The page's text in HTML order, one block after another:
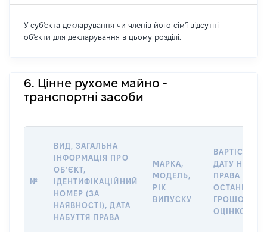
У суб'єкта декларування чи членів його сім'ї відсутні
об'єкти для декларування в цьому розділі.
6. Цінне рухоме майно -
транспортні засоби
№
ВИД, ЗАГАЛЬНА
ІНФОРМАЦІЯ ПРО
ОБʼЄКТ,
ІДЕНТИФІКАЦІЙНИЙ
НОМЕР (ЗА
НАЯВНОСТІ), ДАТА
НАБУТТЯ ПРАВА
МАРКА,
МОДЕЛЬ,
РІК
ВИПУСКУ
ВАРТІСТЬ НА
ДАТУ
ПРАВА АБО
ГРОШОВОЮ
ОЦІНКОЮ,